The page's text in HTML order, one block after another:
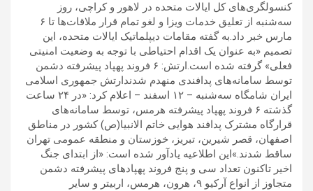
کنسولگری‌های کل ایالات متحده در لاهور و کراچی، روز
سه‌شنبه از تعلیق خدمات ویزا و لغو تمام قرار ملاقات‌ها تا ۶
مارس خبر داد.به گفته مقامات دیپلماتیک ایالات متحده، این
تصمیم «به عنوان یک اقدام احتیاطی با توجه به وضعیت امنیتی
فعلی» گرفته شده است.ارتش: ۶ فروند پهپاد پیشرفته دشمن
توسط سامانه‌های پدافندی منهدم شدندارتش جمهوری اسلامی
ایران شامگاه سه‌شنبه – ۱۲ اسفند – اعلام کرد: «در ۲۴ ساعت
گذشته ۶ فروند پهپاد پیشرفته هرمس، توسط سامانه‌های
قرارگاه مشترک پدافند هوایی خاتم الانبیا(ص) کشور در مناطق
اصفهان، قصر شیرین، تبریز، خوزستان و منطقه عمومی تهران
ساقط شدند.»این اطلاعیه یادآور شده است: «از ابتدای جنگ
اخیر تاکنون تعداد سی و پنج فروند پهپادهای پیشرفته دشمن
متجاوز از انواع آرکیو ۹، هرون، هرمس، اربیتر و سایر